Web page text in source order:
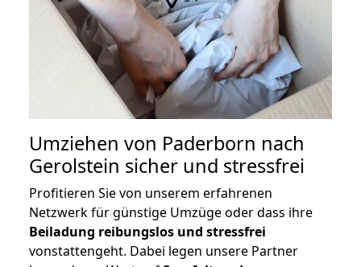
Umziehen von Paderborn nach
Gerolstein sicher und stressfrei
Profitieren Sie von unserem erfahrenen
Netzwerk für günstige Umzüge oder dass ihre
Beiladung reibungslos und stressfrei
vonstattengeht. Dabei legen unsere Partner